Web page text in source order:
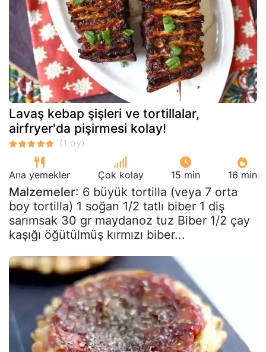
Lavaş kebap şişleri ve tortillalar,
airfryer'da pişirmesi kolay!
Ana yemekler Çok kolay 15 min 16 min
Malzemeler: 6 büyük tortilla (veya 7 orta
boy tortilla) 1 soğan 1/2 tatlı biber 1 diş
sarımsak 30 gr maydanoz tuz Biber 1/2 çay
kaşığı öğütülmüş kırmızı biber...